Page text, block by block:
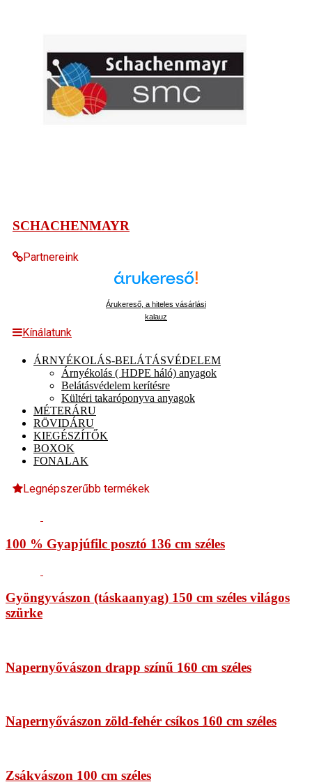
SCHACHENMAYR
Partnereink
Árukereső, a hiteles vásárlási
kalauz
Kínálatunk
ÁRNYÉKOLÁS-BELÁTÁSVÉDELEM
Árnyékolás ( HDPE háló) anyagok
Belátásvédelem kerítésre
Kültéri takaróponyva anyagok
MÉTERÁRU
RÖVIDÁRU
KIEGÉSZÍTŐK
BOXOK
FONALAK
Legnépszerűbb termékek
100 % Gyapjúfilc posztó 136 cm széles
Gyöngyvászon (táskaanyag) 150 cm széles világos
szürke
Napernyővászon drapp színű 160 cm széles
Napernyővászon zöld-fehér csíkos 160 cm széles
Zsákvászon 100 cm széles